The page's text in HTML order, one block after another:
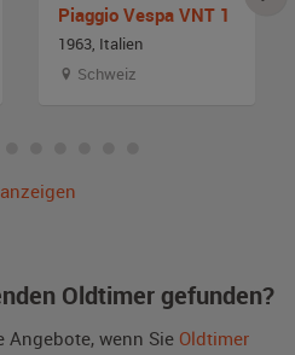
Piaggio Vespa VNT 1
1963, Italien
Schweiz
Oldtimer gefunden?
Angebote, wenn Sie Oldtimer